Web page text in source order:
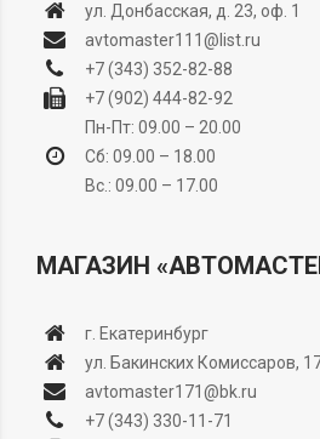
ул. Донбасская, д. 23, оф. 1
avtomaster111@list.ru
+7 (343) 352-82-88
+7 (902) 444-82-92
Пн-Пт: 09.00 – 20.00
Сб: 09.00 – 18.00
Вс.: 09.00 – 17.00
МАГАЗИН
г. Екатеринбург
ул. Бакинских Комиссаров,
avtomaster171@bk.ru
+7 (343) 330-11-71